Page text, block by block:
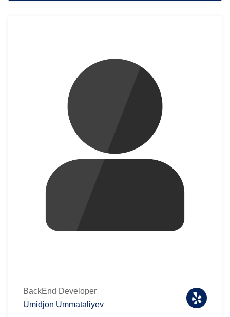
BackEnd Developer
Umidjon Ummataliyev